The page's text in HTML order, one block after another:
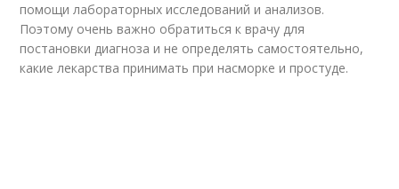
помощи лабораторных исследований и анализов.
Поэтому очень важно обратиться к врачу для
постановки диагноза и не определять самостоятельно,
какие лекарства принимать при насморке и простуде.